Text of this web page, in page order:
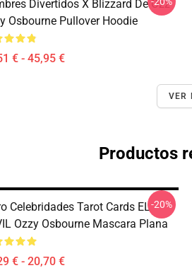
Divertidos X Blizzard De Ozz
Osbourne Pullover Hoodie
€ - 45,95 €
VER
Productos
Celebridades Tarot Cards EL
Ozzy Osbourne Mascara Plana
€ - 20,70 €
-20%